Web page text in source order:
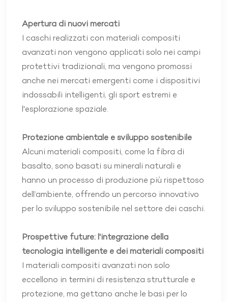
Apertura di nuovi mercati
I caschi realizzati con materiali compositi
avanzati non vengono applicati solo nei campi
protettivi tradizionali, ma vengono promossi
anche nei mercati emergenti come i dispositivi
indossabili intelligenti, gli sport estremi e
l'esplorazione spaziale.
Protezione ambientale e sviluppo sostenibile
Alcuni materiali compositi, come la fibra di
basalto, sono basati su minerali naturali e
hanno un processo di produzione più rispettoso
dell’ambiente, offrendo un percorso innovativo
per lo sviluppo sostenibile nel settore dei caschi.
Prospettive future: l'integrazione della
tecnologia intelligente e dei materiali compositi
I materiali compositi avanzati non solo
eccellono in termini di resistenza strutturale e
protezione, ma gettano anche le basi per lo